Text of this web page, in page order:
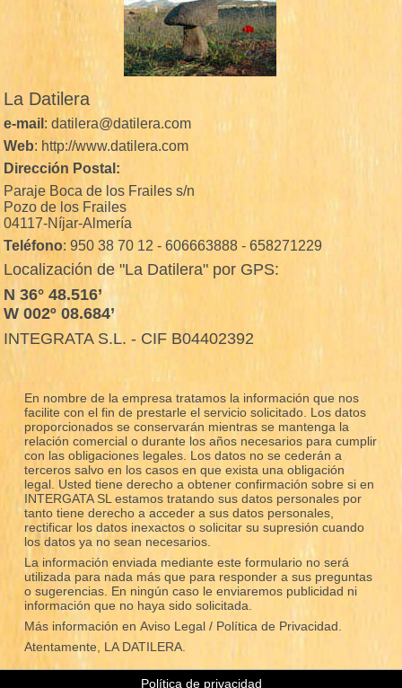
La Datilera
e-mail : datilera@datilera.com
Web: http://www.datilera.com
Dirección Postal:
Paraje Boca de los Frailes s/n
Pozo de los Frailes
04117-Níjar-Almería
Teléfono: 950 38 70 12 - 606663888 - 658271229
Localización de "La Datilera" por GPS:
N 36° 48.516’
W 002º 08.684’
INTEGRATA S.L. - CIF B04402392
En nombre de la empresa tratamos la información que nos
facilite con el fin de prestarle el servicio solicitado. Los datos
proporcionados se conservarán mientras se mantenga la
relación comercial o durante los años necesarios para cumplir
con las obligaciones legales. Los datos no se cederán a
terceros salvo en los casos en que exista una obligación
legal. Usted tiene derecho a obtener confirmación sobre si en
INTERGATA SL estamos tratando sus datos personales por
tanto tiene derecho a acceder a sus datos personales,
rectificar los datos inexactos o solicitar su supresión cuando
los datos ya no sean necesarios.
La información enviada mediante este formulario no será
utilizada para nada más que para responder a sus preguntas
o sugerencias. En ningún caso le enviaremos publicidad ni
información que no haya sido solicitada.
Más información en Aviso Legal / Política de Privacidad.
Atentamente, LA DATILERA.
Política de privacidad